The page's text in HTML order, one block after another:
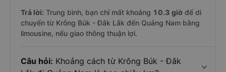
Trả lời: Trung bình, bạn chỉ mất khoảng 10.3 giờ để di
chuyển từ Krông Búk - Đắk Lắk đến Quảng Nam bằng
limousine, nếu giao thông thuận lợi.
Câu hỏi: Khoảng cách từ Krông Búk - Đắk